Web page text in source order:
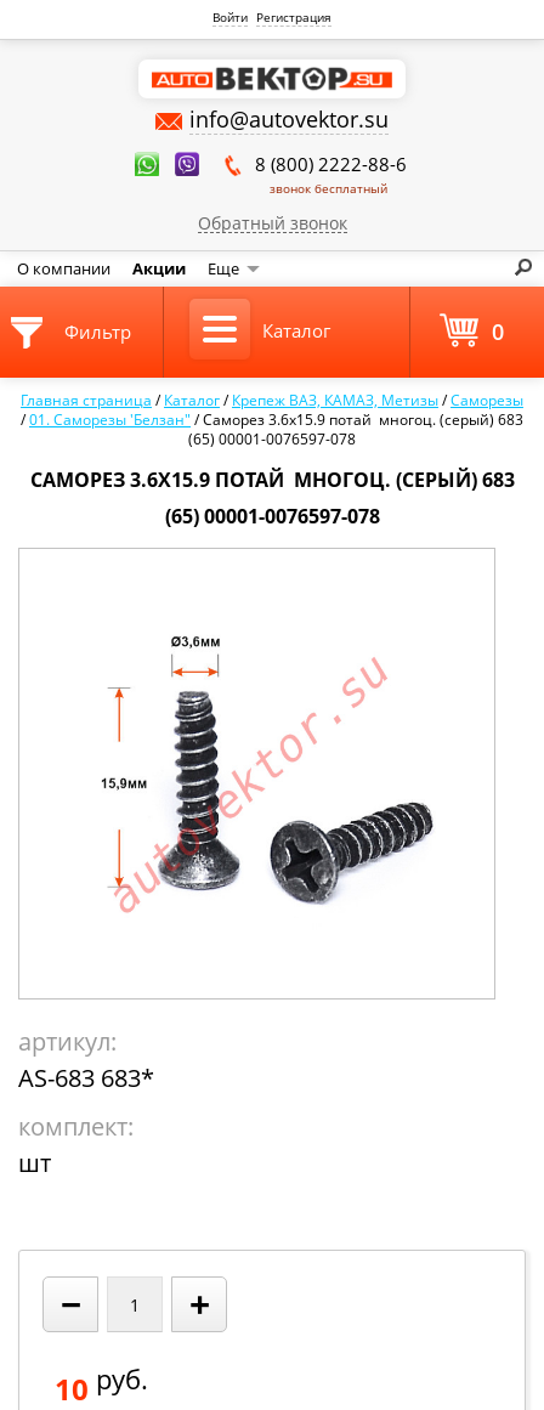
Войти Регистрация
info@autovektor.su
8 (800) 2222-88-6
звонок бесплатный
Обратный звонок
О компании Акции Еще
Главная страница /Каталог/Крепеж ВАЗ, КАМАЗ, Метизы/Саморезы
/01. Саморезы 'Белзан" /Саморез 3.6х15.9 потай многоц. (серый) 683
(65) 00001-0076597-078
САМОРЕЗ 3.6Х15.9 ПОТАЙ МНОГОЦ. (СЕРЫЙ) 683
(65) 00001-0076597-078
артикул:
AS-683 683*
комплект:
шт
− +
10 руб.
Фильтр Каталог 0